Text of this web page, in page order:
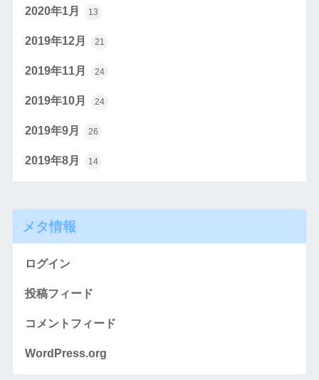
2020年1月 13
2019年12月 21
2019年11月 24
2019年10月 24
2019年9月 26
2019年8月 14
メタ情報
ログイン
投稿フィード
コメントフィード
WordPress.org